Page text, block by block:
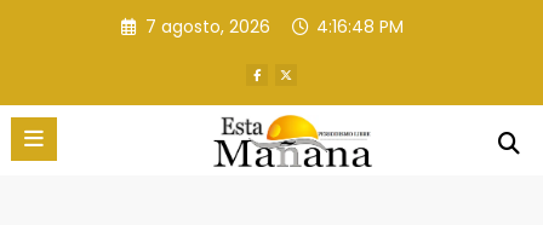
7 agosto, 2026 4:16:49 PM